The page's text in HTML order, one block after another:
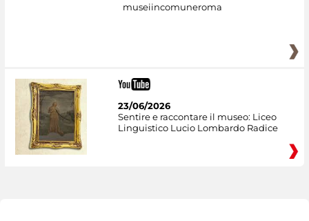
museiincomuneroma
23/06/2026
Sentire e raccontare il museo: Liceo
Linguistico Lucio Lombardo Radice